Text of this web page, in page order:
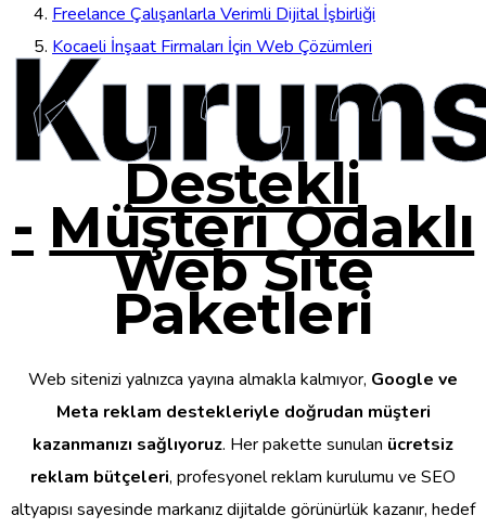
Freelance Çalışanlarla Verimli Dijital İşbirliği
Kocaeli İnşaat Firmaları İçin Web Çözümleri
Destekli
- Müşteri Odaklı
Web Site
Paketleri
Web sitenizi yalnızca yayına almakla kalmıyor, Google ve
Meta reklam destekleriyle doğrudan müşteri
kazanmanızı sağlıyoruz. Her pakette sunulan ücretsiz
reklam bütçeleri, profesyonel reklam kurulumu ve SEO
altyapısı sayesinde markanız dijitalde görünürlük kazanır, hedef